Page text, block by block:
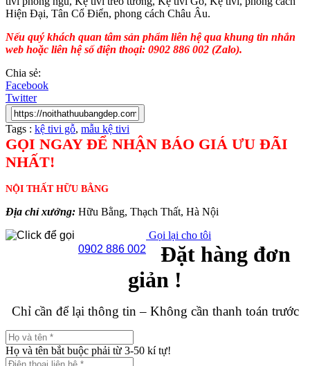
Hiện Đại, Tân Cổ Điển, phong cách Châu Âu.
Nếu quý khách quan tâm sản phẩm liên hệ qua khung tin nhắn
web hoặc liên hệ số điện thoại: 0902 886 002 (Zalo).
Chia sẻ:
Facebook
Twitter
Tags : kệ tivi gỗ, mẫu kệ tivi
GỌI NGAY ĐỂ NHẬN BÁO GIÁ ƯU ĐÃI
NHẤT!
NỘI THẤT HỮU BẰNG
Địa chỉ xưởng: Hữu Bằng, Thạch Thất, Hà Nội
0902 886 002
Gọi lại cho tôi
Đặt hàng đơn
giản !
Chỉ cần để lại thông tin – Không cần thanh toán trước
Họ và tên bắt buộc phải từ 3-50 kí tự!